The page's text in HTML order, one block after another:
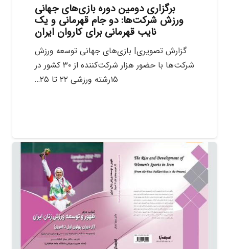
برگزاری دومین دوره بازی‌های جهانی
ورزش شرکت‌ها: دو جام قهرمانی و یک
نایب قهرمانی برای کاروان ایران
گزارش تصویری| بازی‌های جهانی توسعه ورزش
شرکت‌ها با حضور هزار شرکت‌کننده از ۳۰ کشور در
۱۵رشته ورزشی ۲۲ تا ۲۵…